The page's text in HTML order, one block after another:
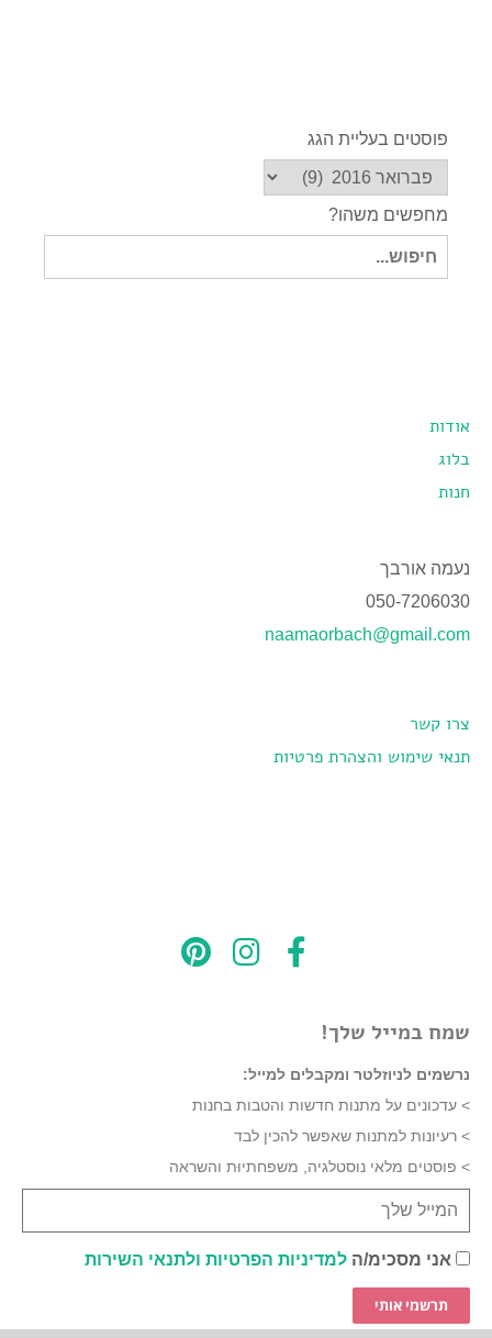
פוסטים בעליית הגג
מחפשים משהו?
חיפוש
עבור:
אודות
בלוג
חנות
נעמה אורבך
050-7206030
naamaorbach@gmail.com
צרו קשר
תנאי שימוש והצהרת פרטיות
שמח במייל שלך!
נרשמים לניוזלטר ומקבלים למייל:
> עדכונים על מתנות חדשות והטבות בחנות
> רעיונות למתנות שאפשר להכין לבד
> פוסטים מלאי נוסטלגיה, משפחתיוּת והשראה
אני מסכימ/ה למדיניות הפרטיות ולתנאי השירות
תרשמי אותי